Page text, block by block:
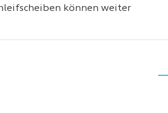
können weiter